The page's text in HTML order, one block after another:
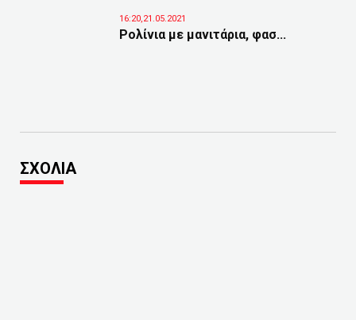
16:20,21.05.2021
Ρολίνια με μανιτάρια, φασ...
ΣΧΟΛΙΑ